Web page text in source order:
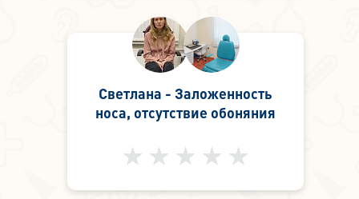
Светлана - Заложенность
носа, отсутствие обоняния